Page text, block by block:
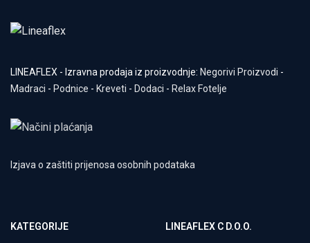
LINEAFLEX - Izravna prodaja iz proizvodnje: Negorivi Proizvodi -
Madraci - Podnice - Kreveti - Dodaci - Relax Fotelje
Izjava o zaštiti prijenosa osobnih podataka
KATEGORIJE LINEAFLEX C D.O.O.